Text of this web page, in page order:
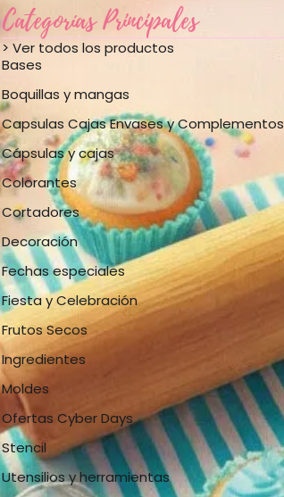
Categorías Principales
> Ver todos los productos
Bases
Boquillas y mangas
Capsulas Cajas Envases y Complementos
Cápsulas y cajas
Colorantes
Cortadores
Decoración
Fechas especiales
Fiesta y Celebración
Frutos Secos
Ingredientes
Moldes
Ofertas Cyber Days
Stencil
Utensilios y herramientas